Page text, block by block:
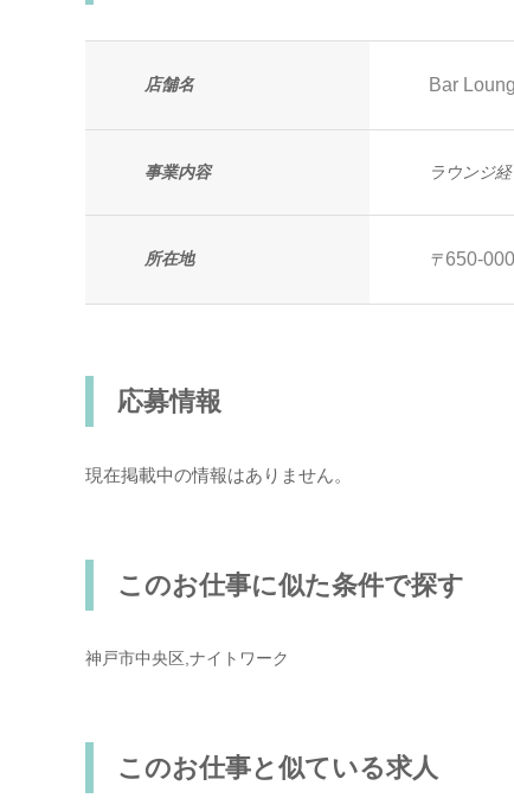
店舗名 Bar
事業内容 ラウンジ
所在地 〒650-
応募情報
現在掲載中の情報はありません。
このお仕事に似た条件で探す
神戸市中央区,ナイトワーク
このお仕事と似ている求人